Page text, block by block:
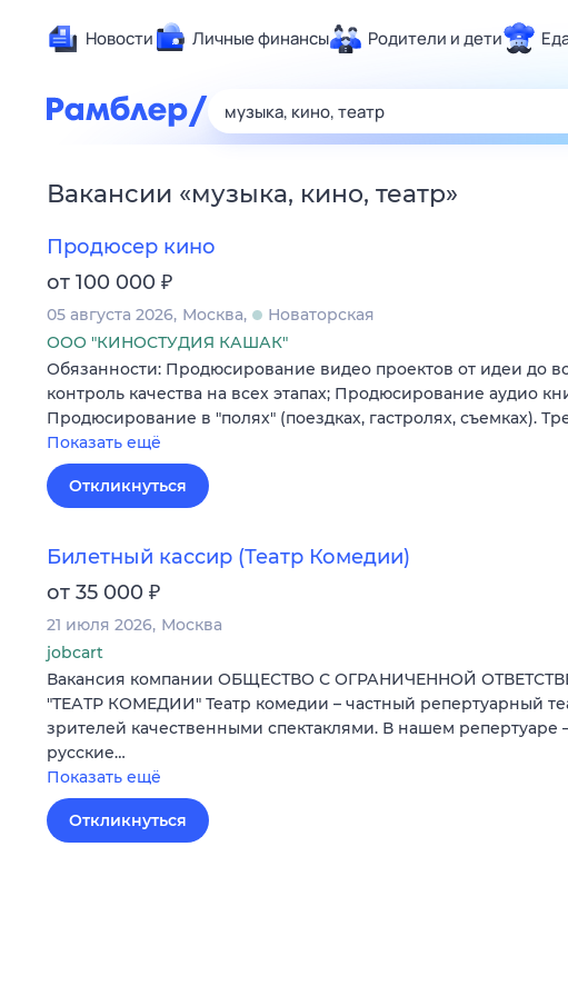
Новости Личные финансы Родители и дети
Развлечения и
Спорт
Сберегаем вместе
Гороскопы
Вакансии «музыка, кино, театр»
Продюсер кино
от 100 000 ₽
05 августа 2026 Москва
Новаторская
ООО "КИНОСТУДИЯ КАШАК"
Обязанности: Продюсирование видео проектов от идеи до
контроль качества на всех этапах; Продюсирование аудио
Продюсирование в "полях" (поездках, гастролях, съемках).
Показать ещё
Откликнуться
Билетный кассир (Театр Комедии)
от 35 000 ₽
21 июля 2026 Москва
jobcart
Вакансия компании ОБЩЕСТВО С ОГРАНИЧЕННОЙ
"ТЕАТР КОМЕДИИ" Театр комедии – частный репертуарный
зрителей качественными спектаклями. В нашем репертуаре
русские…
Показать ещё
Откликнуться